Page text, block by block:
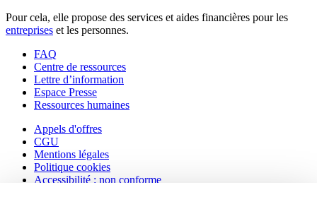
Pour cela, elle propose des services et aides financières pour les
entreprises et les personnes.
FAQ
Centre de ressources
Lettre d’information
Espace Presse
Ressources humaines
Appels d'offres
CGU
Mentions légales
Politique cookies
Accessibilité : non conforme